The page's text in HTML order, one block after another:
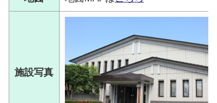
施設写真